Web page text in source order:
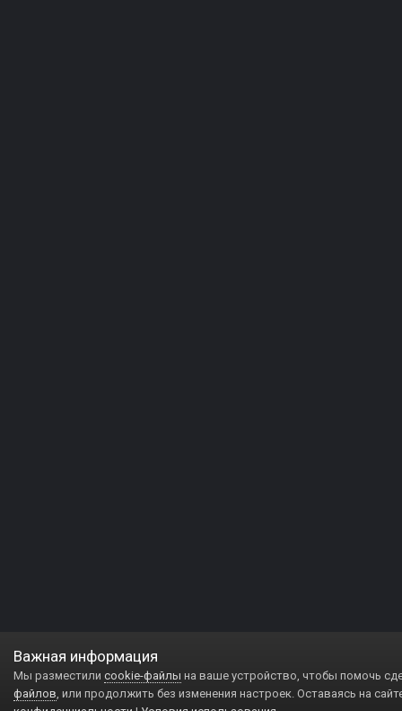
Важная информация
Мы разместили cookie-файлы на ваше устройство, чтобы помочь
файлов, или продолжить без изменения настроек. Оставаясь на